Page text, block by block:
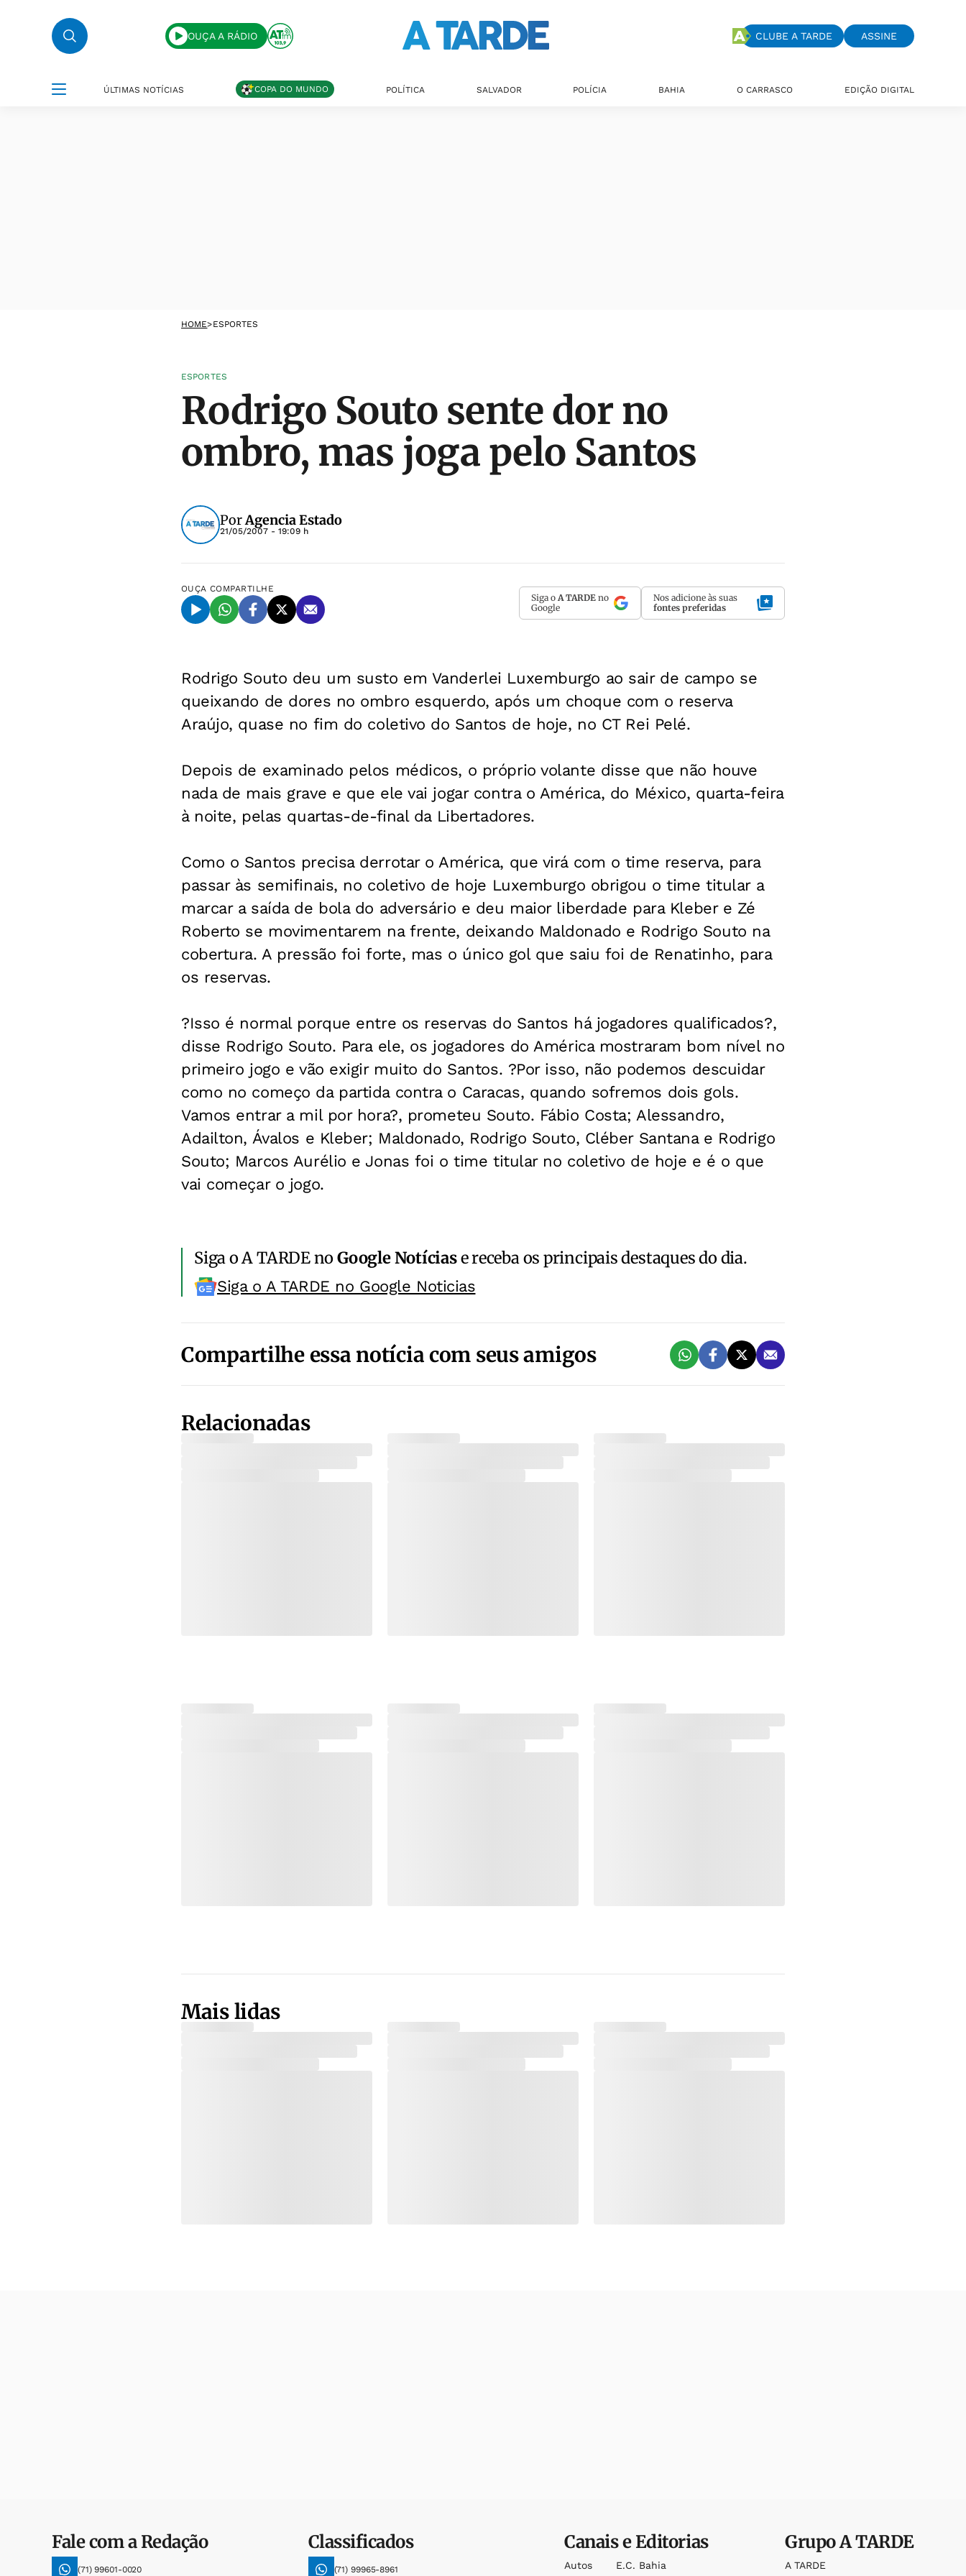
OUÇA A RÁDIO CLUBE A TARDE ASSINE
ÚLTIMAS NOTÍCIAS COPA DO MUNDO POLÍTICA SALVADOR POLÍCIA BAHIA O CARRASCO EDIÇÃO DIGITAL
HOME>ESPORTES
ESPORTES
Rodrigo Souto sente dor no
ombro, mas joga pelo Santos
PorAgencia Estado
21/05/2007 - 19:09 h
OUÇA COMPARTILHE
Siga o A TARDE no
Google
Nos adicione às suas
fontes preferidas
Rodrigo Souto deu um susto em Vanderlei Luxemburgo ao sair de campo se
queixando de dores no ombro esquerdo, após um choque com o reserva
Araújo, quase no fim do coletivo do Santos de hoje, no CT Rei Pelé.
Depois de examinado pelos médicos, o próprio volante disse que não houve
nada de mais grave e que ele vai jogar contra o América, do México, quarta-feira
à noite, pelas quartas-de-final da Libertadores.
Como o Santos precisa derrotar o América, que virá com o time reserva, para
passar às semifinais, no coletivo de hoje Luxemburgo obrigou o time titular a
marcar a saída de bola do adversário e deu maior liberdade para Kleber e Zé
Roberto se movimentarem na frente, deixando Maldonado e Rodrigo Souto na
cobertura. A pressão foi forte, mas o único gol que saiu foi de Renatinho, para
os reservas.
?Isso é normal porque entre os reservas do Santos há jogadores qualificados?,
disse Rodrigo Souto. Para ele, os jogadores do América mostraram bom nível no
primeiro jogo e vão exigir muito do Santos. ?Por isso, não podemos descuidar
como no começo da partida contra o Caracas, quando sofremos dois gols.
Vamos entrar a mil por hora?, prometeu Souto. Fábio Costa; Alessandro,
Adailton, Ávalos e Kleber; Maldonado, Rodrigo Souto, Cléber Santana e Rodrigo
Souto; Marcos Aurélio e Jonas foi o time titular no coletivo de hoje e é o que
vai começar o jogo.
Siga o A TARDE noGoogle Notíciase receba os principais destaques do dia.
Siga o A TARDE no Google Noticias
Compartilhe essa notícia com seus amigos
Relacionadas
Mais lidas
Fale com a Redação
(71) 99601-0020
Classificados
(71) 99965-8961
Canais e Editorias
Autos E.c. Bahia
GrupoA TARDE
A TARDE